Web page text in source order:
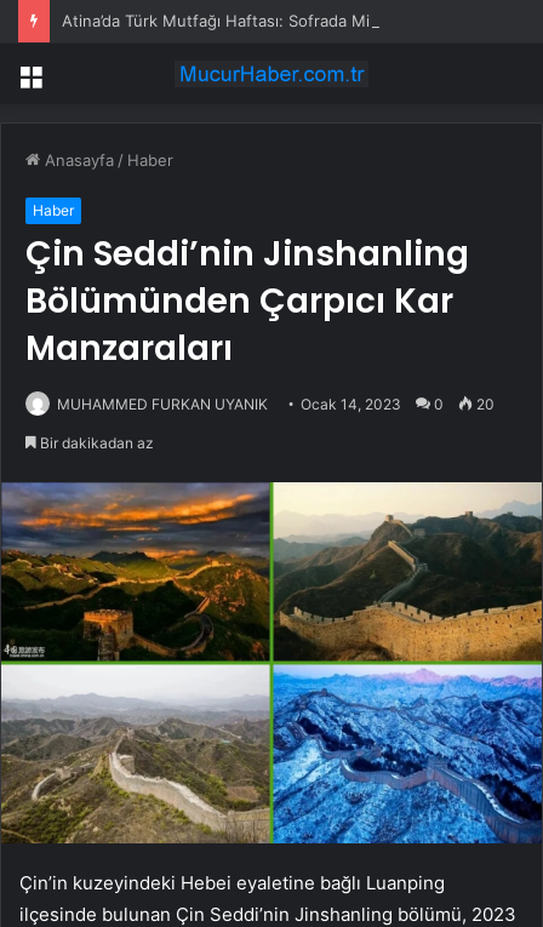
Atina’da Türk Mutfağı Haftası: Sofrada Miras
Menü
Anasayfa / Haber
Haber
Çin Seddi’nin Jinshanling
Bölümünden Çarpıcı Kar
Manzaraları
MUHAMMED FURKAN UYANIK Ocak 14, 2023 0 20
Bir dakikadan az
Çin’in kuzeyindeki Hebei eyaletine bağlı Luanping
ilçesinde bulunan Çin Seddi’nin Jinshanling bölümü, 2023